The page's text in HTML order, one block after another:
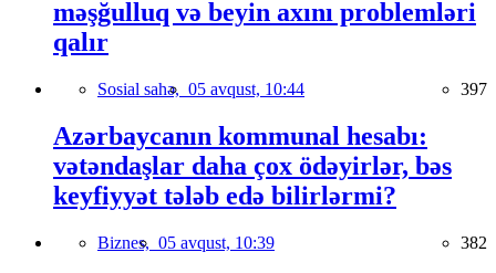
məşğulluq və beyin axını problemləri
qalır
Sosial sahə, 05 avqust, 10:44 397
Azərbaycanın kommunal hesabı:
vətəndaşlar daha çox ödəyirlər, bəs
keyfiyyət tələb edə bilirlərmi?
Biznes, 05 avqust, 10:39 382